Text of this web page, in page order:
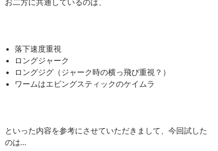
お二方に共通しているのは、
落下速度重視
ロングジャーク
ロングジグ（ジャーク時の横っ飛び重視？）
ワームはエビングスティックのケイムラ
といった内容を参考にさせていただきまして、今回試した
のは…